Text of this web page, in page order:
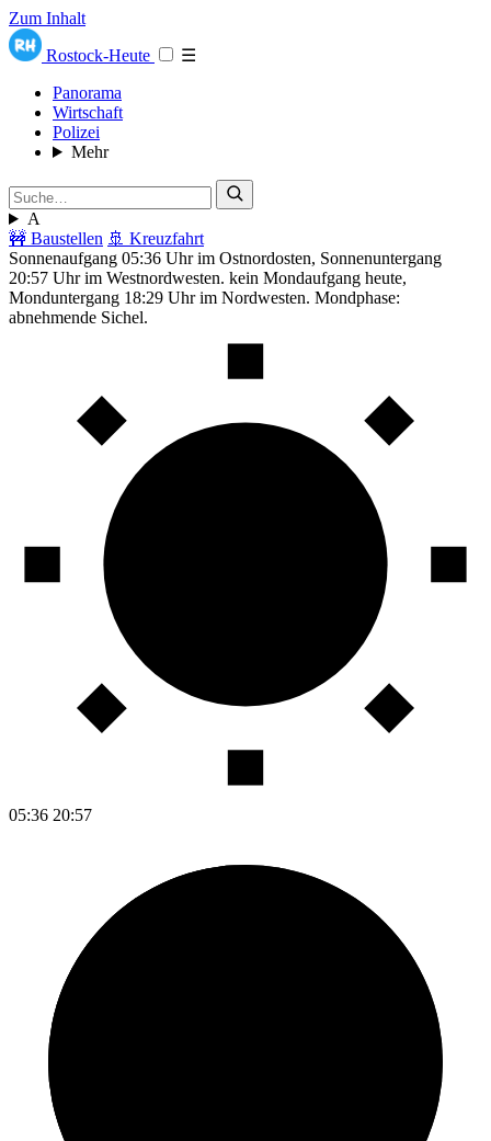
Zum Inhalt
Rostock-Heute
☰
Panorama
Wirtschaft
Polizei
Mehr
A
🚧 Baustellen 🚢 Kreuzfahrt
Sonnenaufgang 05:36 Uhr im Ostnordosten, Sonnenuntergang
20:57 Uhr im Westnordwesten. kein Mondaufgang heute,
Monduntergang 18:29 Uhr im Nordwesten. Mondphase:
abnehmende Sichel.
05:36 20:57